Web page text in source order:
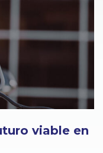
viable en